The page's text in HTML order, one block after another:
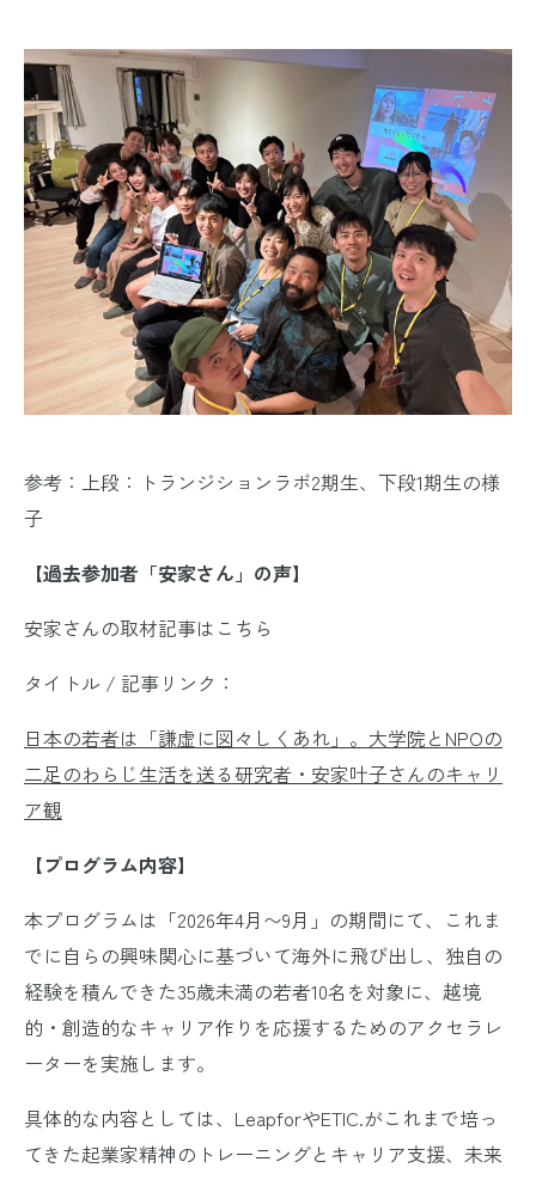
参考：上段：トランジションラボ2期生、下段1期生の様
子
【過去参加者「安家さん」の声】
安家さんの取材記事はこちら
タイトル / 記事リンク：
日本の若者は「謙虚に図々しくあれ」。大学院とNPOの
二足のわらじ生活を送る研究者・安家叶子さんのキャリ
ア観
【プログラム内容】
本プログラムは「2026年4月〜9月」の期間にて、これま
でに自らの興味関心に基づいて海外に飛び出し、独自の
経験を積んできた35歳未満の若者10名を対象に、越境
的・創造的なキャリア作りを応援するためのアクセラレ
ーターを実施します。
具体的な内容としては、LeapforやETIC.がこれまで培っ
てきた起業家精神のトレーニングとキャリア支援、未来